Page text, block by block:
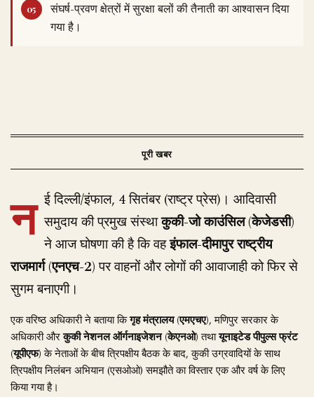
संघर्ष-प्रवण क्षेत्रों में सुरक्षा बलों की तैनाती का आश्वासन दिया
गया है।
न ई दिल्ली/इंफाल, 4 सितंबर (राष्ट्र प्रेस)। आदिवासी
समुदाय की प्रमुख संस्थाकुकी-जो काउंसिल (केजेडसी)
ने आज घोषणा की है कि वहइंफाल-दीमापुर राष्ट्रीय
राजमार्ग (एनएच-2)पर वाहनों और लोगों की आवाजाही को फिर से
सुगम बनाएगी।
एक वरिष्ठ अधिकारी ने बताया किगृह मंत्रालय (एमएचए), मणिपुर सरकार के
अधिकारी औरकुकी नेशनल ऑर्गनाइजेशन (केएनओ)तथायूनाइटेड पीपुल्स फ्रंट
(यूपीएफ)के नेताओं के बीच त्रिपक्षीय बैठक के बाद, कुकी उग्रवादियों के साथ
त्रिपक्षीय निलंबन अभियान (एसओओ) समझौते का विस्तार एक और वर्ष के लिए
किया गया है।